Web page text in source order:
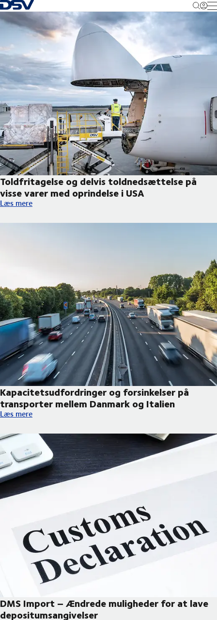
Tilbage til forsiden
Toldfritagelse og delvis toldnedsættelse på
visse varer med oprindelse i USA
Toldfritagelse og delvis toldnedsættelse på visse varer med
Læs mere
Kapacitetsudfordringer og forsinkelser på
transporter mellem Danmark og Italien
Kapacitetsudfordringer og forsinkelser på transporter mellem
Læs mere
DMS Import – Ændrede muligheder for at lave
depositumsangivelser